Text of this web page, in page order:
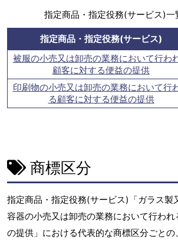
指定商品・指定役務(サービス)一
指定商品・指定役務(サービス)
被服の小売又は卸売の業務において行わ
顧客に対する便益の提供
印刷物の小売又は卸売の業務において行
る顧客に対する便益の提供
商標区分
指定商品・指定役務(サービス)「ガラス製
容器の小売又は卸売の業務において行わ
の提供」における代表的な商標区分ごとの